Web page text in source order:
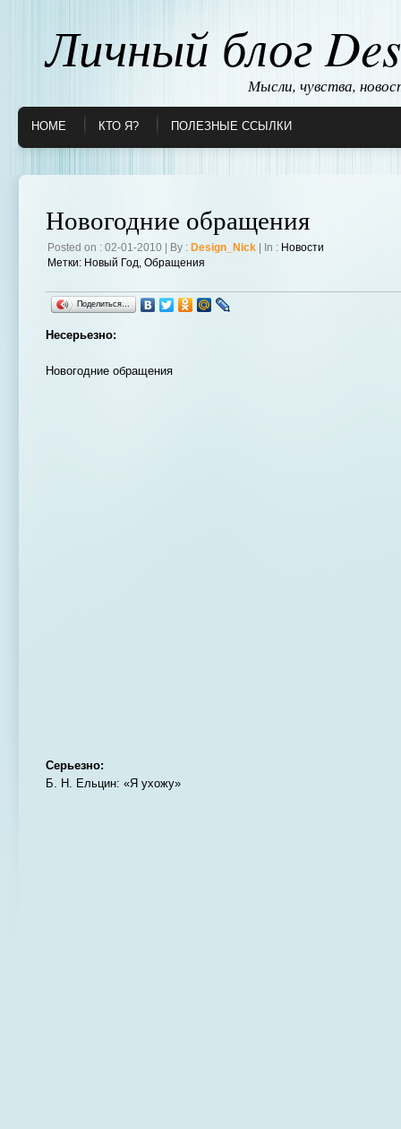
Личный блог
Мысли, чувства,
HOME КТО Я? ПОЛЕЗНЫЕ ССЫЛКИ
Новогодние обращения
Posted on : 02-01-2010 | By : Design_Nick | In : Новости
Метки: Новый Год, Обращения
Поделиться…
Несерьезно:
Новогодние обращения
Серьезно:
Б. Н. Ельцин: «Я ухожу»